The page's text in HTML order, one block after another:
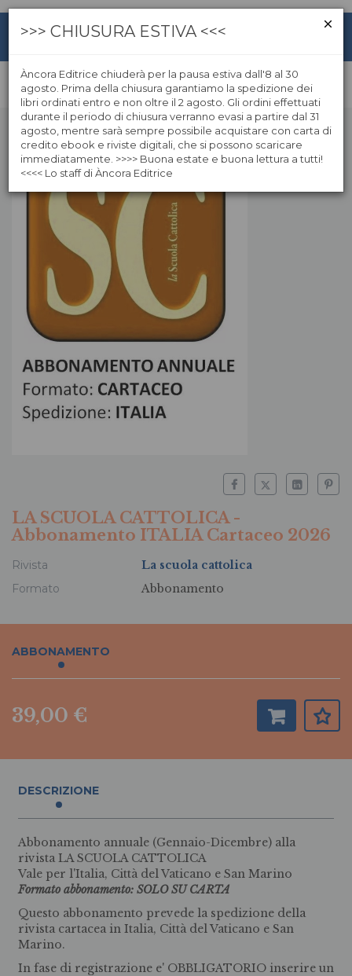
LA SCUOLA CATTOLICA -
Abbonamento ITALIA Cartaceo 2026
Rivista
La scuola cattolica
Formato
Abbonamento
ABBONAMENTO
39,00 €
DESCRIZIONE
Abbonamento annuale (Gennaio-Dicembre) alla
rivista LA SCUOLA CATTOLICA
Vale per l'Italia, Città del Vaticano e San Marino
Formato abbonamento: SOLO SU CARTA
Questo abbonamento prevede la spedizione della
rivista cartacea in Italia, Città del Vaticano e San
Marino.
In fase di registrazione e' OBBLIGATORIO inserire un
>>> CHIUSURA ESTIVA <<<
Àncora Editrice chiuderà per la pausa estiva dall'8 al 30
agosto. Prima della chiusura garantiamo la spedizione dei
libri ordinati entro e non oltre il 2 agosto. Gli ordini effettuati
durante il periodo di chiusura verranno evasi a partire dal 31
agosto, mentre sarà sempre possibile acquistare con carta di
credito ebook e riviste digitali, che si possono scaricare
immediatamente. >>>> Buona estate e buona lettura a tutti!
<<<< Lo staff di Àncora Editrice